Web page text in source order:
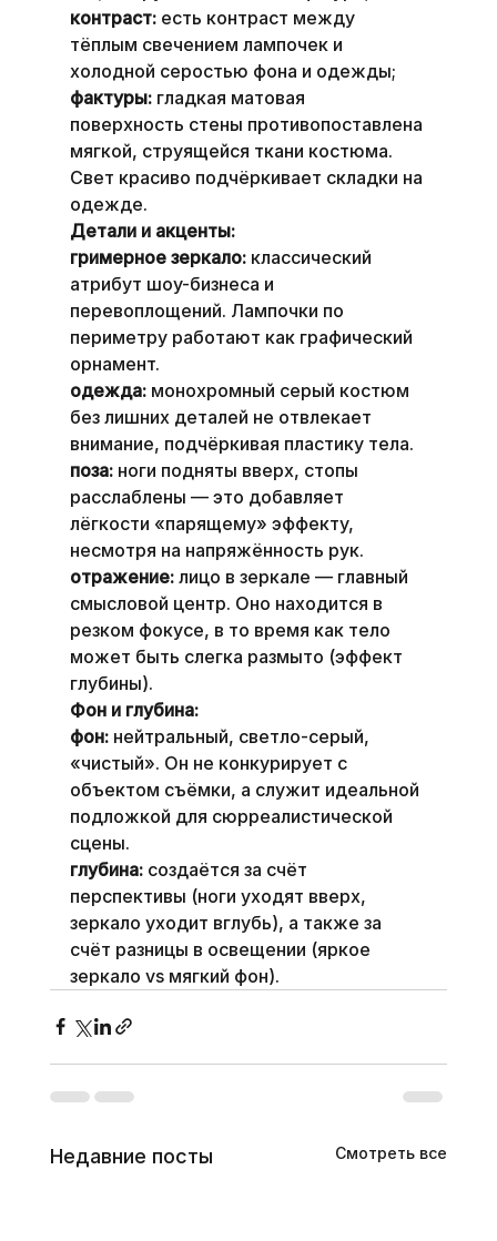
контраст: есть контраст между
тёплым свечением лампочек и
холодной серостью фона и одежды;
фактуры: гладкая матовая
поверхность стены противопоставлена
мягкой, струящейся ткани костюма.
Свет красиво подчёркивает складки на
одежде.
Детали и акценты:
гримерное зеркало: классический
атрибут шоу-бизнеса и
перевоплощений. Лампочки по
периметру работают как графический
орнамент.
одежда: монохромный серый костюм
без лишних деталей не отвлекает
внимание, подчёркивая пластику тела.
поза: ноги подняты вверх, стопы
расслаблены — это добавляет
лёгкости «парящему» эффекту,
несмотря на напряжённость рук.
отражение: лицо в зеркале — главный
смысловой центр. Оно находится в
резком фокусе, в то время как тело
может быть слегка размыто (эффект
глубины).
Фон и глубина:
фон: нейтральный, светло-серый,
«чистый». Он не конкурирует с
объектом съёмки, а служит идеальной
подложкой для сюрреалистической
сцены.
глубина: создаётся за счёт
перспективы (ноги уходят вверх,
зеркало уходит вглубь), а также за
счёт разницы в освещении (яркое
зеркало vs мягкий фон).
Недавние посты Смотреть все